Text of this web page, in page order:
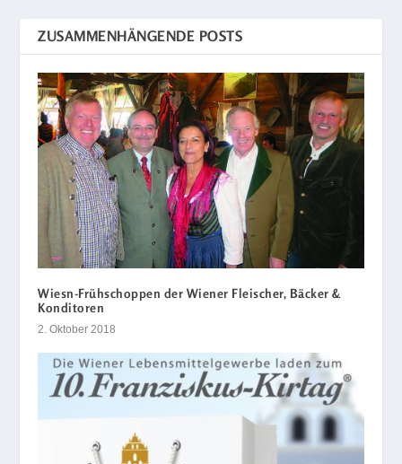
ZUSAMMENHÄNGENDE POSTS
Wiesn-Frühschoppen der Wiener Fleischer, Bäcker &
Konditoren
2. Oktober 2018